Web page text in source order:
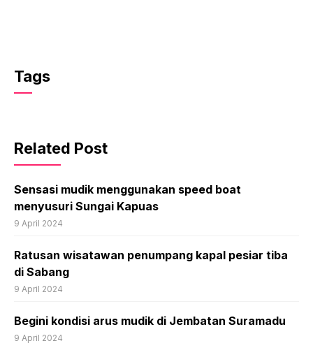
Tags
Related Post
Sensasi mudik menggunakan speed boat
menyusuri Sungai Kapuas
9 April 2024
Ratusan wisatawan penumpang kapal pesiar tiba
di Sabang
9 April 2024
Begini kondisi arus mudik di Jembatan Suramadu
9 April 2024